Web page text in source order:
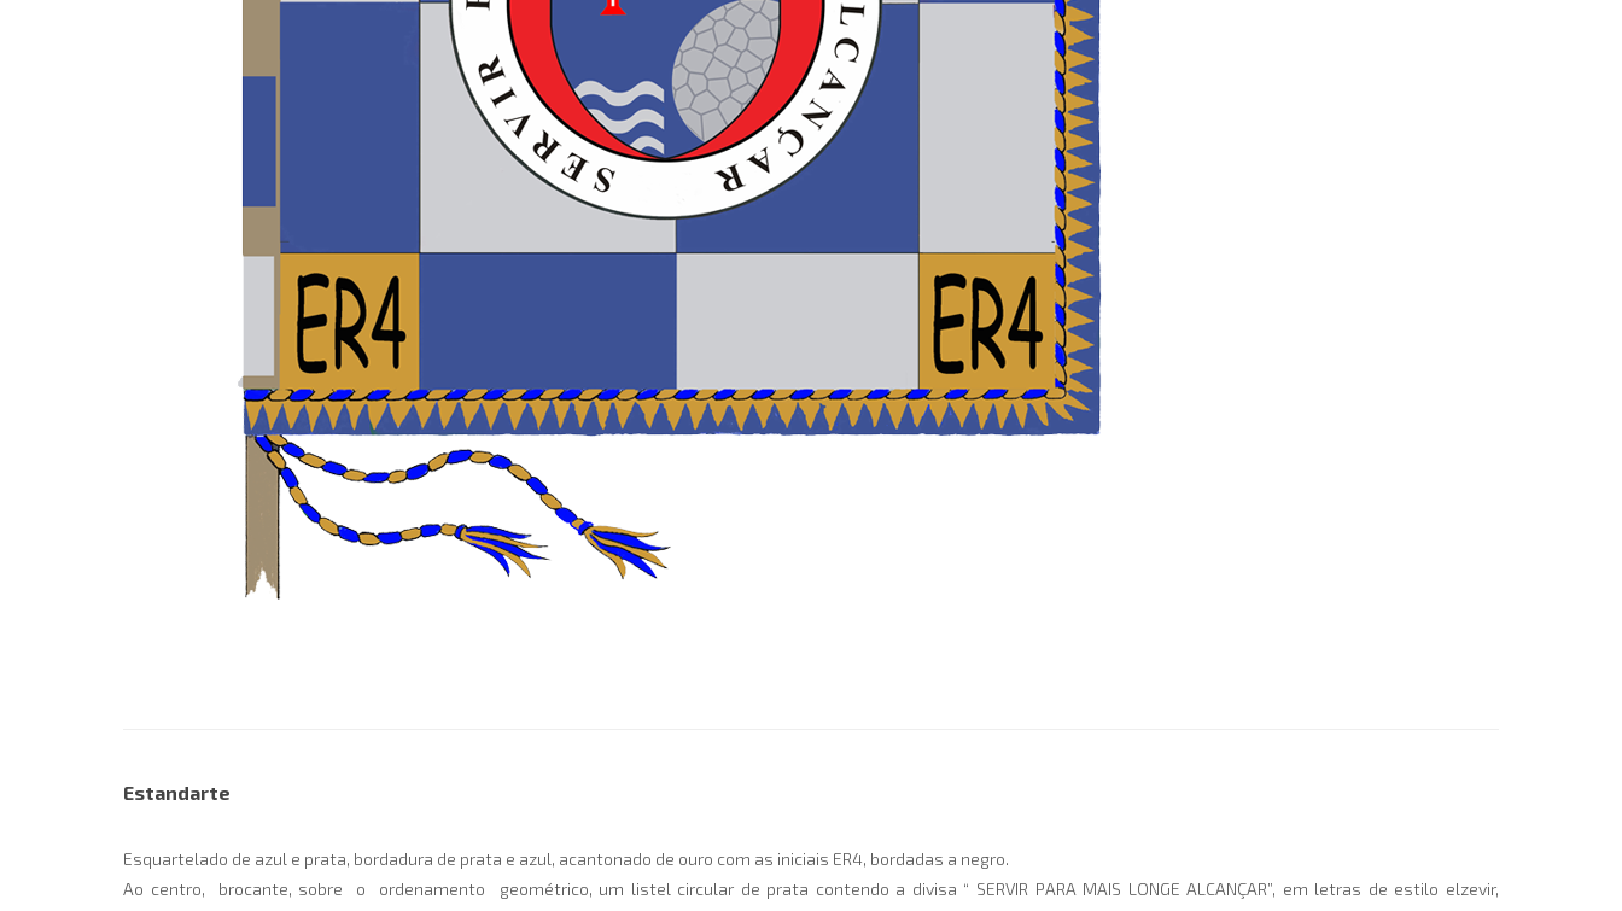
Estandarte
Esquartelado de azul e prata, bordadura de prata e azul, acantonado de ouro com as iniciais ER4, bordadas a negro.
Ao centro, brocante, sobre o ordenamento geométrico, um listel circular de prata contendo a divisa “ SERVIR PARA MAIS LONGE ALCANÇAR”, em letras de estilo elzevir,